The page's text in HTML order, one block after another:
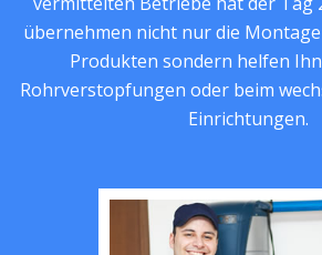
übernehmen nicht nur die
Produkten sondern helfen
Rohrverstopfungen oder beim
Einrichtungen.